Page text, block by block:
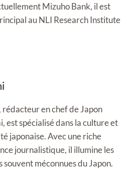
Mizuho Bank, il est
au NLI Research Institute
rédacteur en chef de Japon
est spécialisé dans la culture et
japonaise. Avec une riche
journalistique, il illumine les
souvent méconnues du Japon.